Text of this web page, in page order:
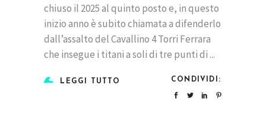
chiuso il 2025 al quinto posto e, in questo
inizio anno è subito chiamata a difenderlo
dall’assalto del Cavallino 4 Torri Ferrara
che insegue i titani a soli di tre punti di
LEGGI TUTTO CONDIVIDI: